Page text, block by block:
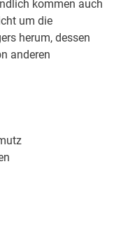
kommen auch
um die
herum, dessen
anderen